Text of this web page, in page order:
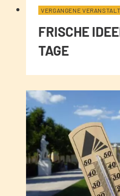
VERGANGENE
FRISCHE
AGE